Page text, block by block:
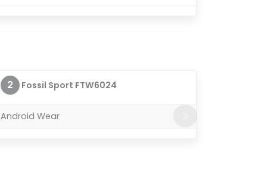
2 Fossil Sport FTW6024
Android Wear